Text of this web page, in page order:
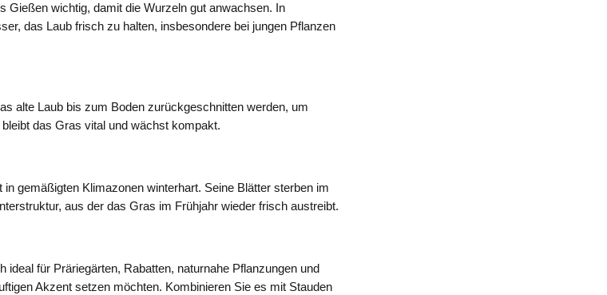
Gießen wichtig, damit die Wurzeln gut anwachsen. In
das Laub frisch zu halten, insbesondere bei jungen Pflanzen
alte Laub bis zum Boden zurückgeschnitten werden, um
das Gras vital und wächst kompakt.
gemäßigten Klimazonen winterhart. Seine Blätter sterben im
aus der das Gras im Frühjahr wieder frisch austreibt.
ideal für Präriegärten, Rabatten, naturnahe Pflanzungen und
Akzent setzen möchten. Kombinieren Sie es mit Stauden